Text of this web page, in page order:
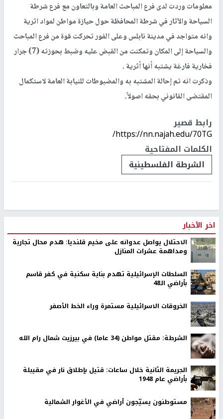
معلومات وردت لدى فرع المباحث العامة وبالتعاون مع فرع شرطة
السياحة والآثار في شرطة المحافظة حول حيازة مواطن لمواد اثرية
وانه متواجد في مدينة نابلس وعلى الفور تحركت قوة من فرع المباحث
والسياحة إلى المكان وتمكنت من القبض عليه وضبط بحوزته (7) جرار
فخارية فارغة يشتبه أنها أثرية .
وذكرت انه تم إحالة المشتبه به والمضبوطات للنيابة العامة لاستكمال
المقتضى القانوني بحقه اصولاً.
رابط قصير
https://nn.najah.edu/70TG/
الكلمات المفتاحية
الشرطة الفلسطينية
اخر الأخبار
الاحتلال يواصل عدوانه على مخيم قلنديا: هدم محال تجارية
ومداهمة عشرات المنازل
السلطات الإسرائيلية تهدم بناية سكنية في كفر قاسم
بأراضي الـ48
الخروقات الاسرائيلية مستمرة وراء الخط الأصفر
الشرطة: مقتل مواطن (34 عاما) في بيرزيت شمال رام الله
الجريمة الثانية خلال ساعات: قتيل بإطلاق نار في مقيبلة
بأراضي عام 1948
مستوطنون يسيّجون أراضي في الأغوار الشمالية